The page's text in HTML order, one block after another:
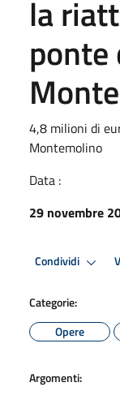
la
ponte
4,8 milioni di
Montemolino
Data :
29 novembre
Condividi
Categorie:
Opere
Argomenti: